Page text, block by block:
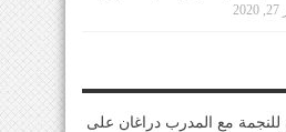
للنجمة مع المدرب دراغان على